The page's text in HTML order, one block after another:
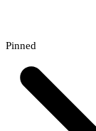
Pinned